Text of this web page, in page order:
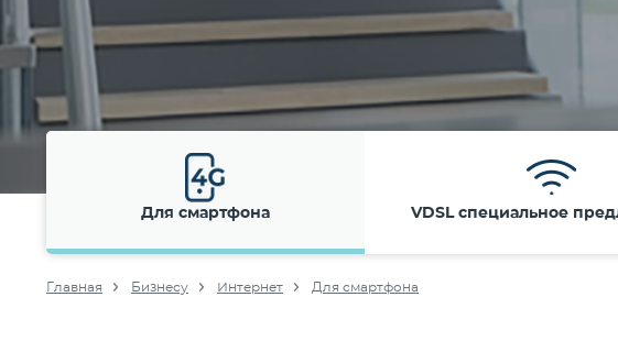
Для смартфона VDSL специальное
Главная Бизнесу Интернет Для смартфона